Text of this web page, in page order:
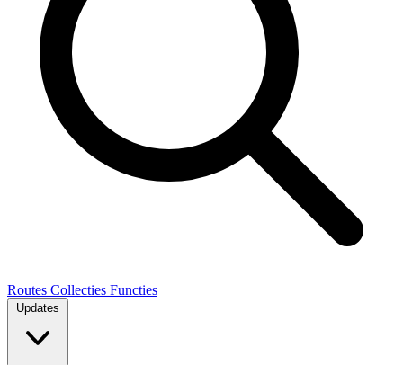
Routes Collecties Functies
Updates